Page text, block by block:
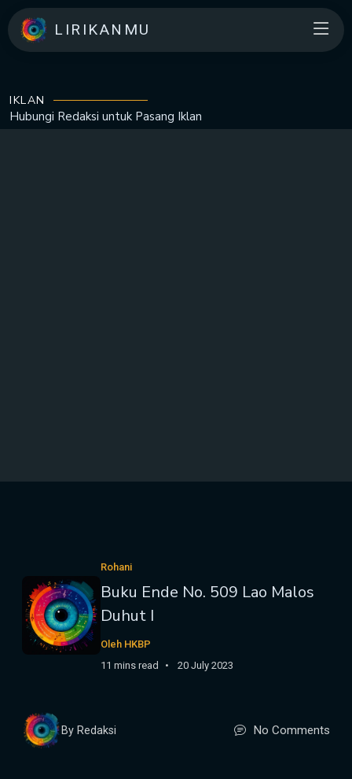
LIRIKANMU
IKLAN
Hubungi Redaksi untuk Pasang Iklan
Rohani
Buku Ende No. 509 Lao Malos
Duhut I
Oleh HKBP
11 mins read
20 July 2023
By Redaksi No Comments